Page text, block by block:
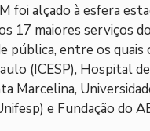
foi alçado à esfera
17 maiores serviços
entre os quais
(ICESP), Hospital
Marcelina,
e Fundação do